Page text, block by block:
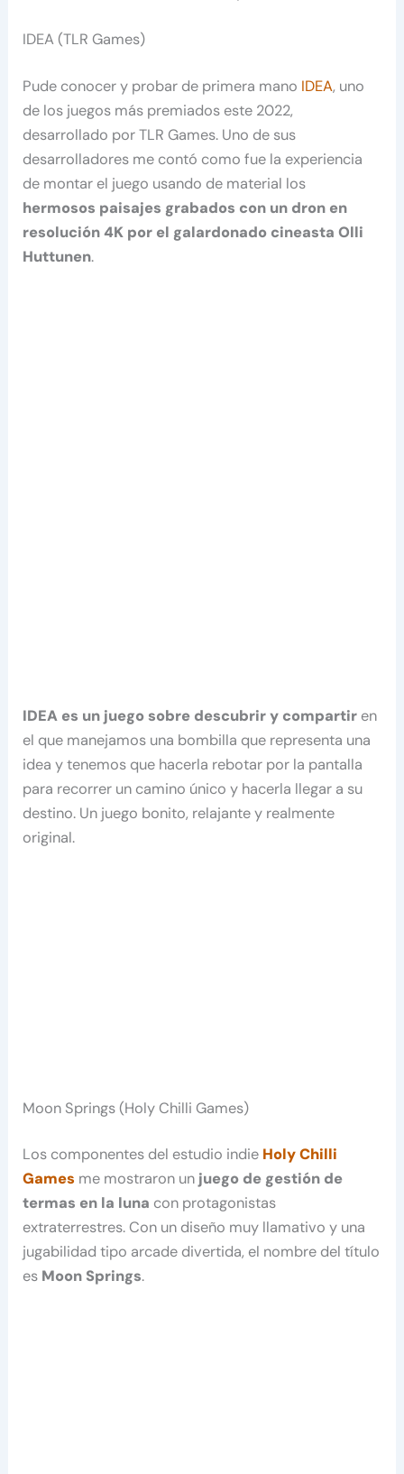
IDEA (TLR Games)
Pude conocer y probar de primera mano IDEA, uno
de los juegos más premiados este 2022,
desarrollado por TLR Games. Uno de sus
desarrolladores me contó como fue la experiencia
de montar el juego usando de material los
hermosos paisajes grabados con un dron en
resolución 4K por el galardonado cineasta Olli
Huttunen.
IDEA es un juego sobre descubrir y compartir en
el que manejamos una bombilla que representa una
idea y tenemos que hacerla rebotar por la pantalla
para recorrer un camino único y hacerla llegar a su
destino. Un juego bonito, relajante y realmente
original.
Moon Springs (Holy Chilli Games)
Los componentes del estudio indie Holy Chilli
Games me mostraron un juego de gestión de
termas en la luna con protagonistas
extraterrestres. Con un diseño muy llamativo y una
jugabilidad tipo arcade divertida, el nombre del título
es Moon Springs.